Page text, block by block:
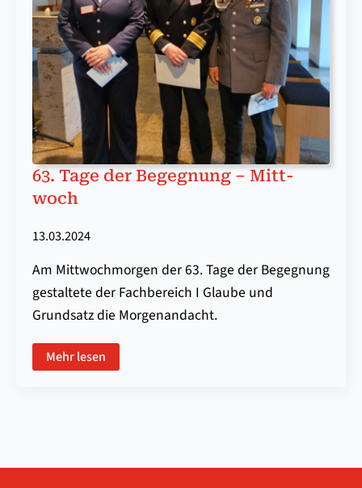
63. Ta­ge der Be­geg­nung – Mitt­
woch
13.03.2024
Am Mittwochmorgen der 63. Tage der Begegnung
gestaltete der Fachbereich I Glaube und
Grundsatz die Morgenandacht.
Mehr lesen